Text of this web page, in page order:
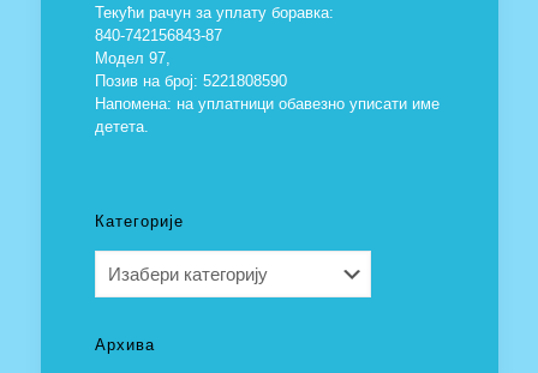
Текући рачун за уплату боравка:
840-742156843-87
Модел 97,
Позив на број: 5221808590
Напомена: на уплатници обавезно уписати име
детета.
Категорије
Архива